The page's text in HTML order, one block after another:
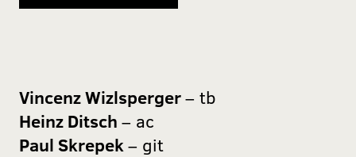
Vincenz Wizlsperger– tb
Heinz Ditsch – ac
Paul Skrepek– git